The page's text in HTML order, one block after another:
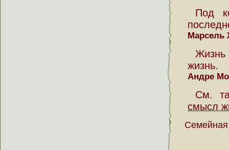
Под
Марсель
Жизнь
жизнь.
Андре
См.
смысл